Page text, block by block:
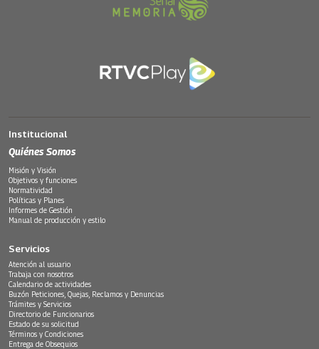
Institucional
Quiénes Somos
Misión y Visión
Objetivos y funciones
Normatividad
Políticas y Planes
Informes de Gestión
Manual de producción y estilo
Servicios
Atención al usuario
Trabaja con nosotros
Calendario de actividades
Buzón Peticiones, Quejas, Reclamos y Denuncias
Trámites y Servicios
Directorio de Funcionarios
Estado de su solicitud
Términos y Condiciones
Entrega de Obsequios